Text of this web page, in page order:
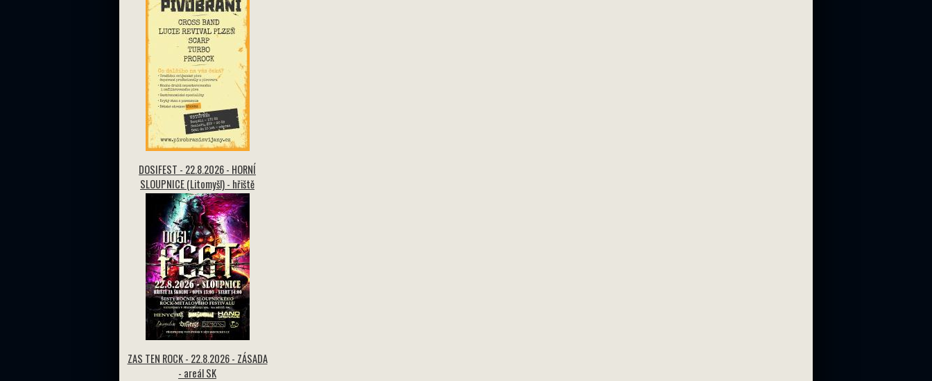
DOSIFEST - 22.8.2026 - HORNÍ
SLOUPNICE (Litomyšl) - hřiště
ZAS TEN ROCK - 22.8.2026 - ZÁSADA
- areál SK